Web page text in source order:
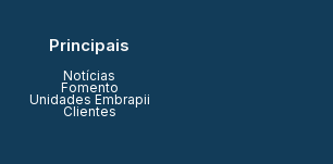
Principais
Notícias
Fomento
Unidades Embrapii
Clientes